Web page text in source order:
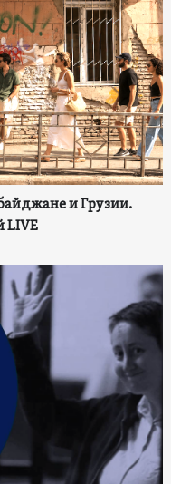
и Грузии.
LIVE